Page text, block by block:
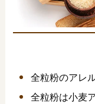
全粒粉のアレ
全粒粉は小麦